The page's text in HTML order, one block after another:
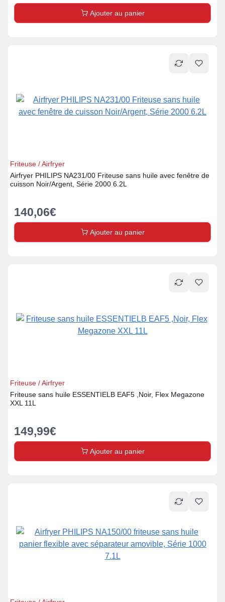
Ajouter au panier
Friteuse / Airfryer
Airfryer PHILIPS NA231/00 Friteuse sans huile avec fenêtre de
cuisson Noir/Argent, Série 2000 6.2L
140,06€
Ajouter au panier
Friteuse / Airfryer
Friteuse sans huile ESSENTIELB EAF5 ,Noir, Flex Megazone
XXL 11L
149,99€
Ajouter au panier